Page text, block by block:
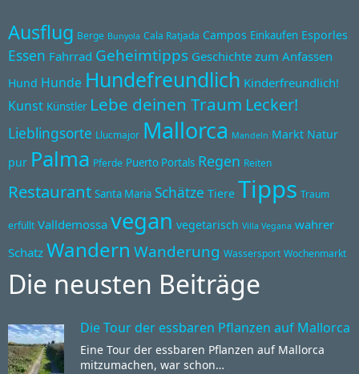
Ausflug Berge Bunyola Cala Ratjada Campos Einkaufen Esporles
Essen Fahrrad Geheimtipps Geschichte zum Anfassen
Hund Hunde Hundefreundlich Kinderfreundlich!
Kunst Künstler Lebe deinen Traum Lecker!
Lieblingsorte Llucmajor Mallorca Mandeln Markt Natur
pur Palma Pferde Puerto Portals Regen Reiten
Restaurant Santa Maria Schätze Tiere Tipps Traum
erfüllt Valldemossa vegan vegetarisch Villa Vegana wahrer
Schatz Wandern Wanderung Wassersport Wochenmarkt
Die neusten Beiträge
Die Tour der essbaren Pflanzen auf Mallorca
Eine Tour der essbaren Pflanzen auf Mallorca
mitzumachen, war schon…